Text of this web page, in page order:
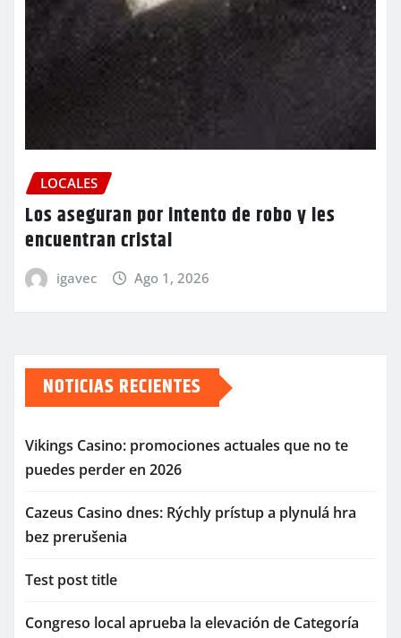
LOCALES
Los aseguran por intento de robo y les
encuentran cristal
igavec Ago 1, 2026
NOTICIAS RECIENTES
Vikings Casino: promociones actuales que no te
puedes perder en 2026
Cazeus Casino dnes: Rýchly prístup a plynulá hra
bez prerušenia
Test post title
Congreso local aprueba la elevación de Categoría